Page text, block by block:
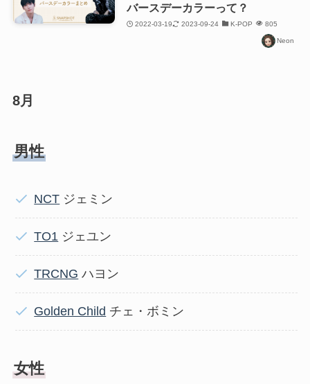
バースデーカラーって？
2022-03-19 2023-09-24 K-POP 805
Neon
8月
男性
NCT ジェミン
TO1 ジェユン
TRCNG ハヨン
Golden Child チェ・ボミン
女性